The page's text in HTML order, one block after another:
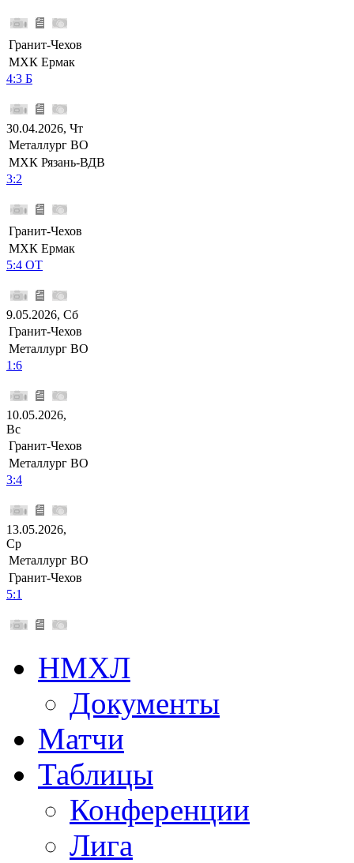
Гранит-Чехов
МХК Ермак
4:3 Б
30.04.2026, Чт
Металлург ВО
МХК Рязань-ВДВ
3:2
Гранит-Чехов
МХК Ермак
5:4 ОТ
9.05.2026, Сб
Гранит-Чехов
Металлург ВО
1:6
10.05.2026,
Вс
Гранит-Чехов
Металлург ВО
3:4
13.05.2026,
Ср
Металлург ВО
Гранит-Чехов
5:1
НМХЛ
Документы
Матчи
Таблицы
Конференции
Лига